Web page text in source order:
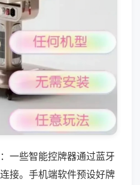
一些智能控牌器通过蓝牙
接。手机端软件预设好牌